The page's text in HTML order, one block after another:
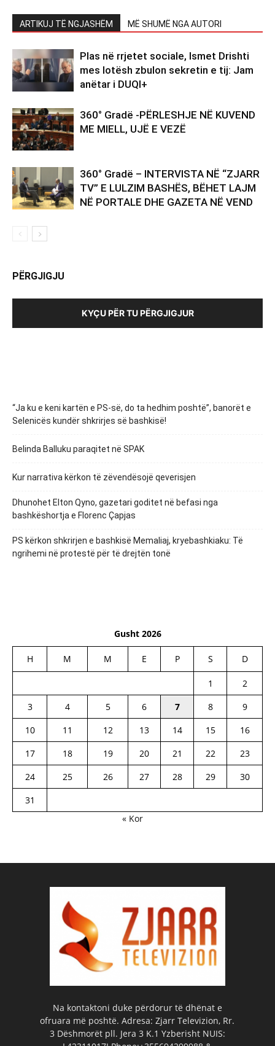
ARTIKUJ TË NGJASHËM MË SHUMË NGA AUTORI
Plas në rrjetet sociale, Ismet Drishti
mes lotësh zbulon sekretin e tij: Jam
anëtar i DUQI+
360° Gradë -PËRLESHJE NË KUVEND
ME MIELL, UJË E VEZË
360° Gradë – INTERVISTA NË “ZJARR
TV” E LULZIM BASHËS, BËHET LAJM
NË PORTALE DHE GAZETA NË VEND
PËRGJIGJU
KYÇU PËR TU PËRGJIGJUR
“Ja ku e keni kartën e PS-së, do ta hedhim poshtë”, banorët e
Selenicës kundër shkrirjes së bashkisë!
Belinda Balluku paraqitet në SPAK
Kur narrativa kërkon të zëvendësojë qeverisjen
Dhunohet Elton Qyno, gazetari goditet në befasi nga
bashkëshortja e Florenc Çapjas
PS kërkon shkrirjen e bashkisë Memaliaj, kryebashkiaku: Të
ngrihemi në protestë për të drejtën tonë
Gusht 2026
H M M E P S D
1
2
3
4 5 6 7 8
9
10
11 12 13 14 15
16
17
18 19 20 21 22
23
24
25 26 27 28 29
30
31
« Kor
Na kontaktoni duke përdorur të dhënat e
ofruara më poshtë. Adresa: Zjarr Televizion, Rr.
3 Dëshmorët pll. Jera 3 K.1 Yzberisht NUIS: